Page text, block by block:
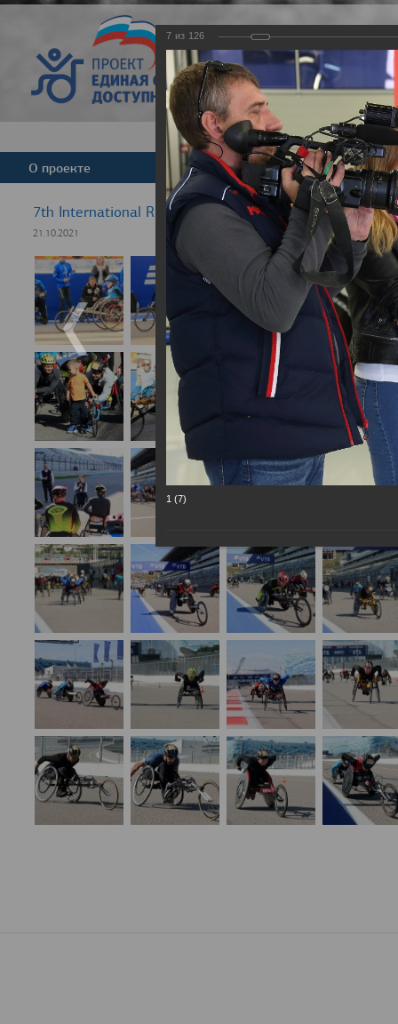
Версия для
О проекте Команда Новости
7th International Rezept-Sport Wheelchair Half
21.10.2021
7 из 126
1 (7)